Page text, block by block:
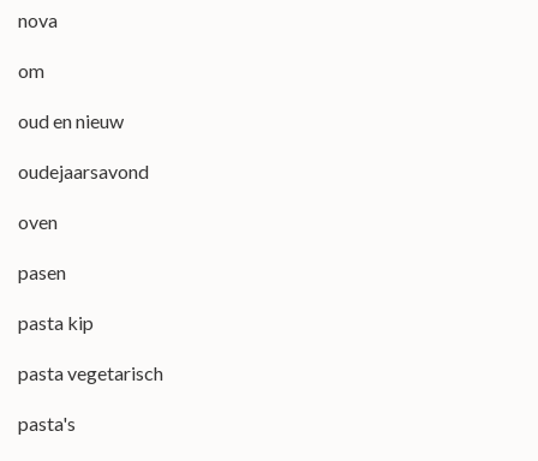
nova
om
oud en nieuw
oudejaarsavond
oven
pasen
pasta kip
pasta vegetarisch
pasta's